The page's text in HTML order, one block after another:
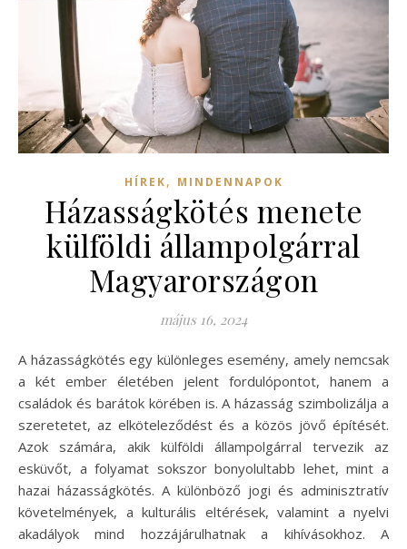
HÍREK, MINDENNAPOK
Házasságkötés menete
külföldi állampolgárral
Magyarországon
május 16, 2024
A házasságkötés egy különleges esemény, amely nemcsak
a két ember életében jelent fordulópontot, hanem a
családok és barátok körében is. A házasság szimbolizálja a
szeretetet, az elköteleződést és a közös jövő építését.
Azok számára, akik külföldi állampolgárral tervezik az
esküvőt, a folyamat sokszor bonyolultabb lehet, mint a
hazai házasságkötés. A különböző jogi és adminisztratív
követelmények, a kulturális eltérések, valamint a nyelvi
akadályok mind hozzájárulhatnak a kihívásokhoz. A